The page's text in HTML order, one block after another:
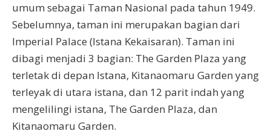
umum sebagai Taman Nasional pada tahun 1949.
Sebelumnya, taman ini merupakan bagian dari
Imperial Palace (Istana Kekaisaran). Taman ini
dibagi menjadi 3 bagian: The Garden Plaza yang
terletak di depan Istana, Kitanaomaru Garden yang
terleyak di utara istana, dan 12 parit indah yang
mengelilingi istana, The Garden Plaza, dan
Kitanaomaru Garden.